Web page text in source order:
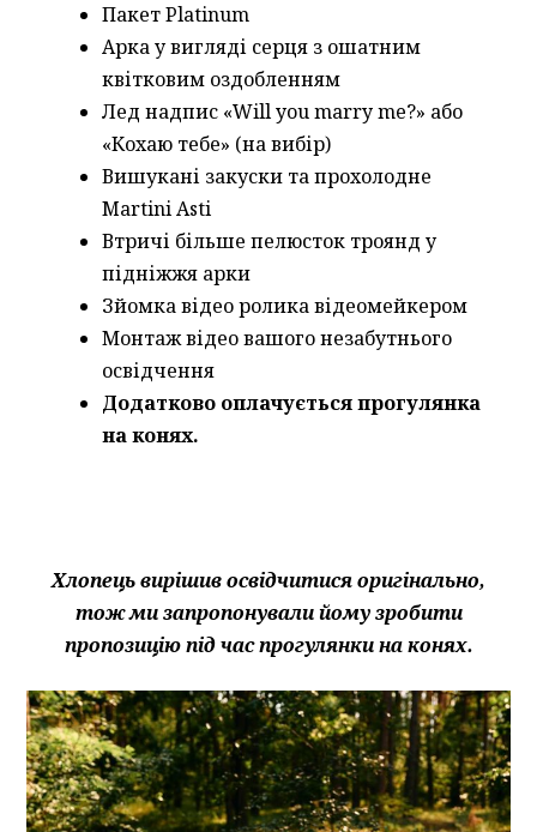
Пакет Platinum
Арка у вигляді серця з ошатним
квітковим оздобленням
Лед надпис «Will you marry me?» або
«Кохаю тебе» (на вибір)
Вишукані закуски та прохолодне
Martini Asti
Втричі більше пелюсток троянд у
підніжжя арки
Зйомка відео ролика відеомейкером
Монтаж відео вашого незабутнього
освідчення
Додатково оплачується прогулянка
на конях.
Хлопець вирішив освідчитися оригінально,
тож ми запропонували йому зробити
пропозицію під час прогулянки на конях.